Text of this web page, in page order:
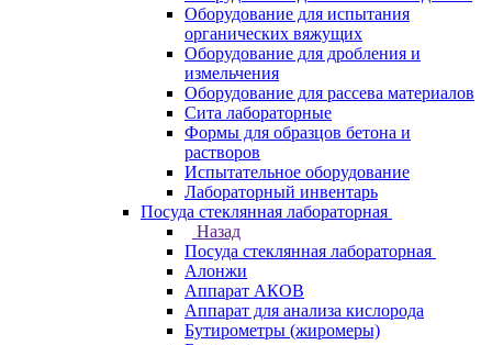
Оборудование для испытания
органических вяжущих
Оборудование для дробления и
измельчения
Оборудование для рассева материалов
Сита лабораторные
Формы для образцов бетона и
растворов
Испытательное оборудование
Лабораторный инвентарь
Посуда стеклянная лабораторная
Назад
Посуда стеклянная лабораторная
Алонжи
Аппарат АКОВ
Аппарат для анализа кислорода
Бутирометры (жиромеры)